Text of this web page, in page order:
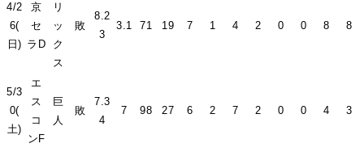
4/2
6(
日)
京
セ
ラD
リ
ッ
ク
ス
敗
8.2
3
3.1 71 19 7 1 4 2 0 0 8 8
5/3
0(
土)
エ
ス
コ
ンF
巨
人
敗
7.3
4
7 98 27 6 2 7 2 0 0 4 3